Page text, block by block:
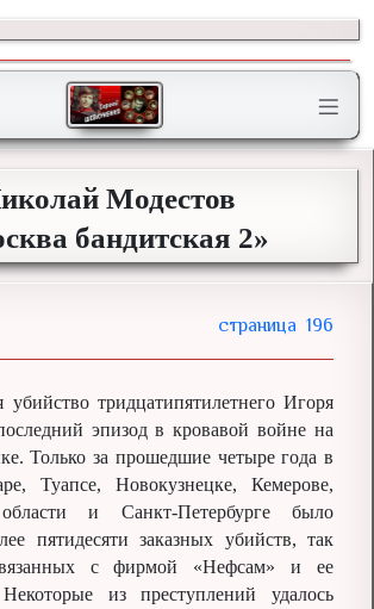
Модестов
бандитская 2»
196
убийство тридцатипятилетнего Игоря
эпизод в кровавой войне на
Только за прошедшие четыре года в
Туапсе, Новокузнецке, Кемерове,
и Санкт-Петербурге было
пятидесяти заказных убийств, так
с фирмой «Нефсам» и ее
из преступлений удалось